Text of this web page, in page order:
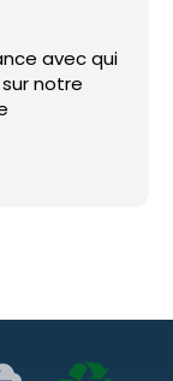
avec qui
notre